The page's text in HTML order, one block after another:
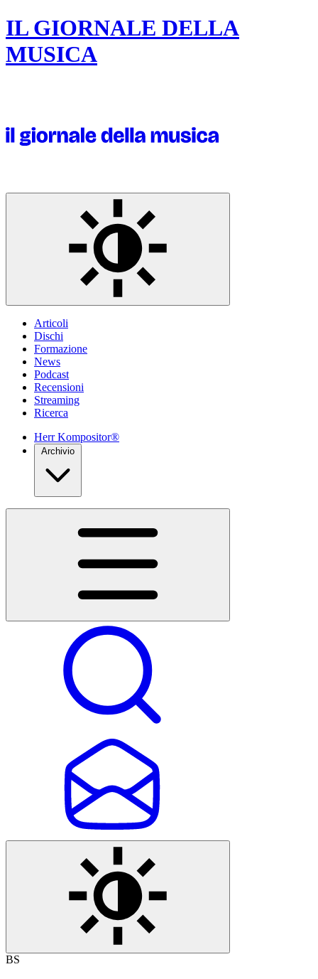
IL GIORNALE DELLA
MUSICA
Articoli
Dischi
Formazione
News
Podcast
Recensioni
Streaming
Ricerca
Herr Kompositor®
Archivio
BS